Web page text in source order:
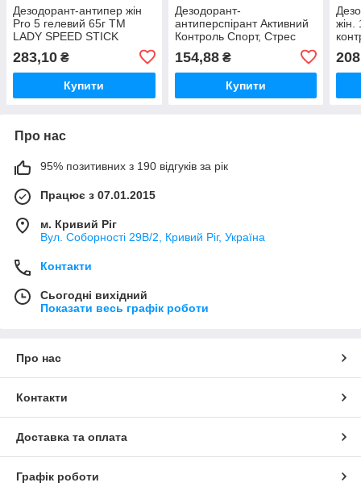
Дезодорант-антипер жін
Pro 5 гелевий 65г ТМ
LADY SPEED STICK
283,10 ₴
Купити
Дезодорант-
антиперспірант Активний
Контроль Спорт, Стрес
154,88₴
Купити
жін.
Про нас
95% позитивних з 190 відгуків за рік
Працює з 07.01.2015
м. Кривий Ріг
Вул. Соборності 29В/2, Кривий Ріг, Україна
Контакти
Сьогодні вихідний
Показати весь графік роботи
Про нас
Контакти
Доставка та оплата
Графік роботи